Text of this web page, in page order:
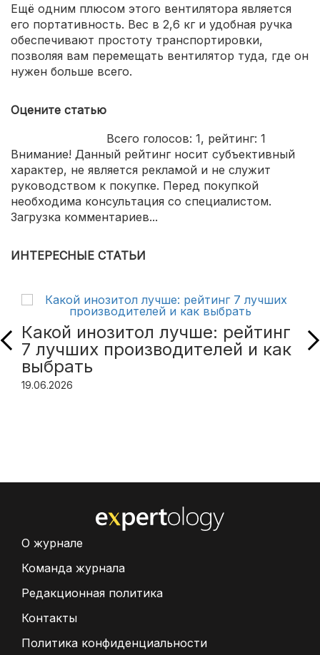
Ещё одним плюсом этого вентилятора является
его портативность. Вес в 2,6 кг и удобная ручка
обеспечивают простоту транспортировки,
позволяя вам перемещать вентилятор туда, где он
нужен больше всего.
Оцените статью
Всего голосов: 1, рейтинг: 1
Внимание! Данный рейтинг носит субъективный
характер, не является рекламой и не служит
руководством к покупке. Перед покупкой
необходима консультация со специалистом.
Загрузка комментариев...
ИНТЕРЕСНЫЕ СТАТЬИ
Какой инозитол лучше: рейтинг
7 лучших производителей и как
выбрать
19.06.2026
О журнале
Команда журнала
Редакционная политика
Контакты
Политика конфиденциальности